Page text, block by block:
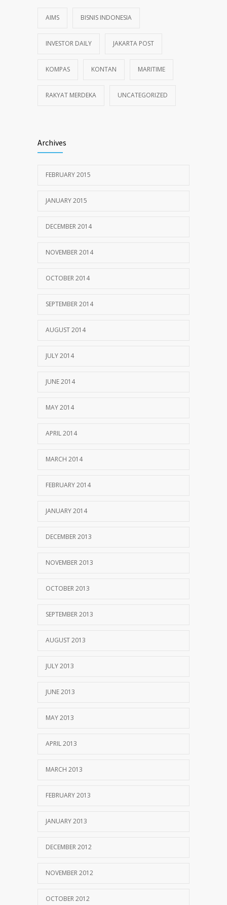
AIMS BISNIS INDONESIA
INVESTOR DAILY JAKARTA POST
KOMPAS KONTAN MARITIME
RAKYAT MERDEKA UNCATEGORIZED
Archives
FEBRUARY 2015
JANUARY 2015
DECEMBER 2014
NOVEMBER 2014
OCTOBER 2014
SEPTEMBER 2014
AUGUST 2014
JULY 2014
JUNE 2014
MAY 2014
APRIL 2014
MARCH 2014
FEBRUARY 2014
JANUARY 2014
DECEMBER 2013
NOVEMBER 2013
OCTOBER 2013
SEPTEMBER 2013
AUGUST 2013
JULY 2013
JUNE 2013
MAY 2013
APRIL 2013
MARCH 2013
FEBRUARY 2013
JANUARY 2013
DECEMBER 2012
NOVEMBER 2012
OCTOBER 2012